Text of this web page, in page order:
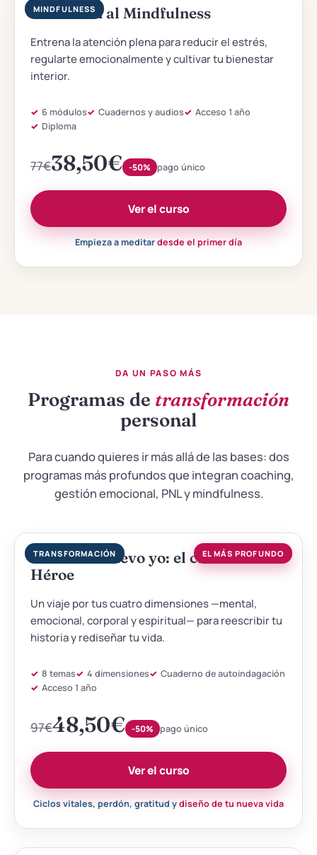
MINDFULNESS
Iniciación al Mindfulness
Entrena la atención plena para reducir el estrés,
regularte emocionalmente y cultivar tu bienestar
interior.
6 módulos Cuadernos y audios
Acceso 1 año
Diploma
77€38,50€ -50% pago único
Ver el curso
Empieza a meditardesde el primer día
DA UN PASO MÁS
Programas de transformación
personal
Para cuando quieres ir más allá de las bases: dos
programas más profundos que integran coaching,
gestión emocional, PNL y mindfulness.
TRANSFORMACIÓN EL MÁS PROFUNDO
Diseña tu nuevo yo: el camino del
Héroe
Un viaje por tus cuatro dimensiones —mental,
emocional, corporal y espiritual— para reescribir tu
historia y rediseñar tu vida.
8 temas 4 dimensiones
Cuaderno de autoindagación
Acceso 1 año
97€48,50€ -50% pago único
Ver el curso
Ciclos vitales, perdón, gratitud ydiseño de tu nueva vida